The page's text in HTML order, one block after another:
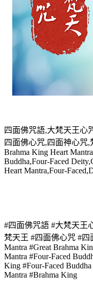
四面佛咒語,大梵天王心
四面佛心咒,四面神心咒,
Brahma King Heart
Buddha,Four-Faced
Heart Mantra,Four-
#四面佛咒語 #大梵天王
梵天王 #四面佛心咒 #四
Mantra #Great Brahma
Mantra #Four-Faced
King #Four-Faced
Mantra #Brahma King